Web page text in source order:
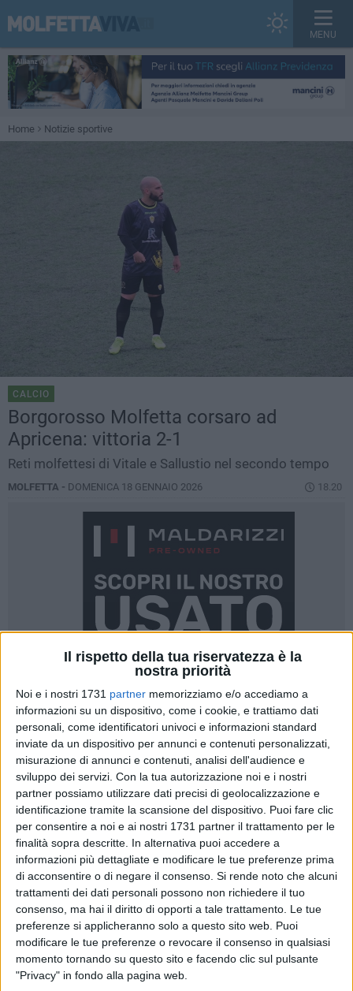
Il rispetto della tua riservatezza è la
nostra priorità
Noi e i nostri 1731 partner memorizziamo e/o accediamo a
informazioni su un dispositivo, come i cookie, e trattiamo dati
personali, come identificatori univoci e informazioni standard
inviate da un dispositivo per annunci e contenuti personalizzati,
misurazione di annunci e contenuti, analisi dell'audience e
sviluppo dei servizi. Con la tua autorizzazione noi e i nostri
partner possiamo utilizzare dati precisi di geolocalizzazione e
identificazione tramite la scansione del dispositivo. Puoi fare clic
per consentire a noi e ai nostri 1731 partner il trattamento per le
finalità sopra descritte. In alternativa puoi accedere a
informazioni più dettagliate e modificare le tue preferenze prima
di acconsentire o di negare il consenso. Si rende noto che alcuni
trattamenti dei dati personali possono non richiedere il tuo
consenso, ma hai il diritto di opporti a tale trattamento. Le tue
preferenze si applicheranno solo a questo sito web. Puoi
modificare le tue preferenze o revocare il consenso in qualsiasi
momento tornando su questo sito e facendo clic sul pulsante
"Privacy" in fondo alla pagina web.
MENU
Home Notizie sportive
CALCIO
Borgorosso Molfetta corsaro ad
Apricena: vittoria 2-1
Reti molfettesi di Vitale e Sallustio nel secondo tempo
MOLFETTA - DOMENICA 18 GENNAIO 2026 18.20
59
Tre punti pesantissimi per il Borgorosso Molfetta ad
Apricena: i biancorossi vincono 2-1 grazie a un grande
secondo tempo allo stadio "Madrepietra" contro un
avversario capace di restare in partita fino alla fine del
match.
Prima frazione di gioco molto combattuta in mezzo al
campo e con poche occasioni da rete. Nella ripresa cambia
tutto al 50' quando Samuele Cubaj viene steso in area di
rigore: sul dischetto di presenta Vitale che al 52' sblocca la